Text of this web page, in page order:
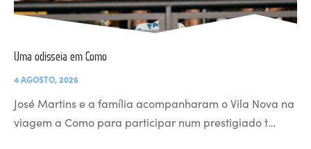
Uma odisseia em Como
4 AGOSTO, 2026
José Martins e a família acompanharam o Vila Nova na
viagem a Como para participar num prestigiado t…